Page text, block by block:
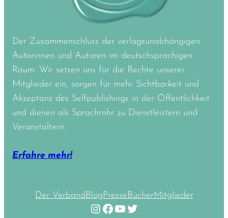
Der Zusammenschluss der verlagsunabhängigen
Autorinnen und Autoren im deutschsprachigen
Raum. Wir setzen uns für die Rechte unserer
Mitglieder ein, sorgen für mehr Sichtbarkeit und
Akzeptanz des Selfpublishings in der Öffentlichkeit
und dienen als Sprachrohr zu Dienstleistern und
Veranstaltern.
Erfahre mehr!
Der VerbandBlogPresseBücherMitglieder
Instagram Facebook YouTube Twitter